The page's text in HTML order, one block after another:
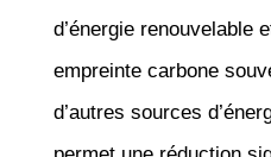
d’énergie renouvelable
empreinte carbone
d’autres sources